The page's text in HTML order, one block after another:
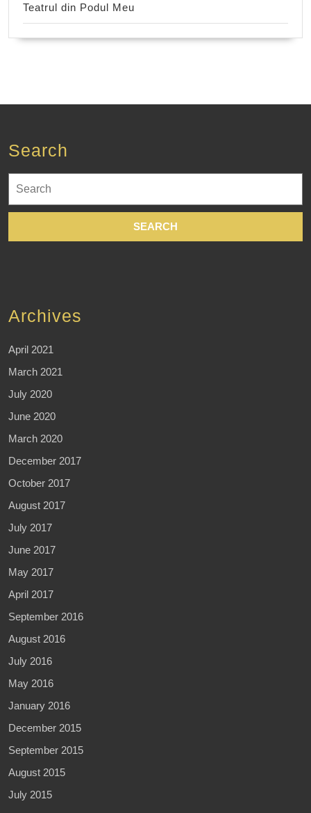
Teatrul din Podul Meu
Search
for:
Archives
April 2021
March 2021
July 2020
June 2020
March 2020
December 2017
October 2017
August 2017
July 2017
June 2017
May 2017
April 2017
September 2016
August 2016
July 2016
May 2016
January 2016
December 2015
September 2015
August 2015
July 2015